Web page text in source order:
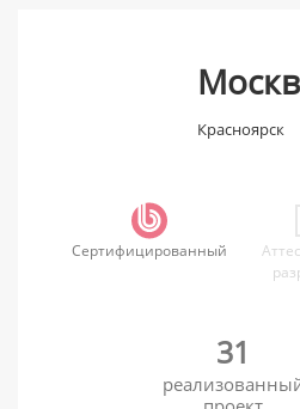
Красноярск
Сертифицированный
31